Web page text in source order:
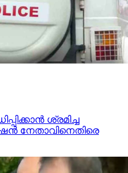
ശ്രമിച്ച
നേതാവിനെതിരെ